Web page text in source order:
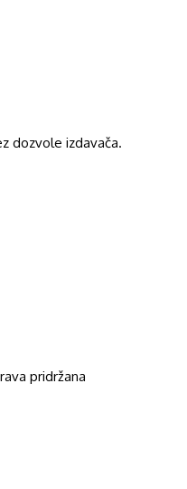
dozvole izdavača.
pridržana